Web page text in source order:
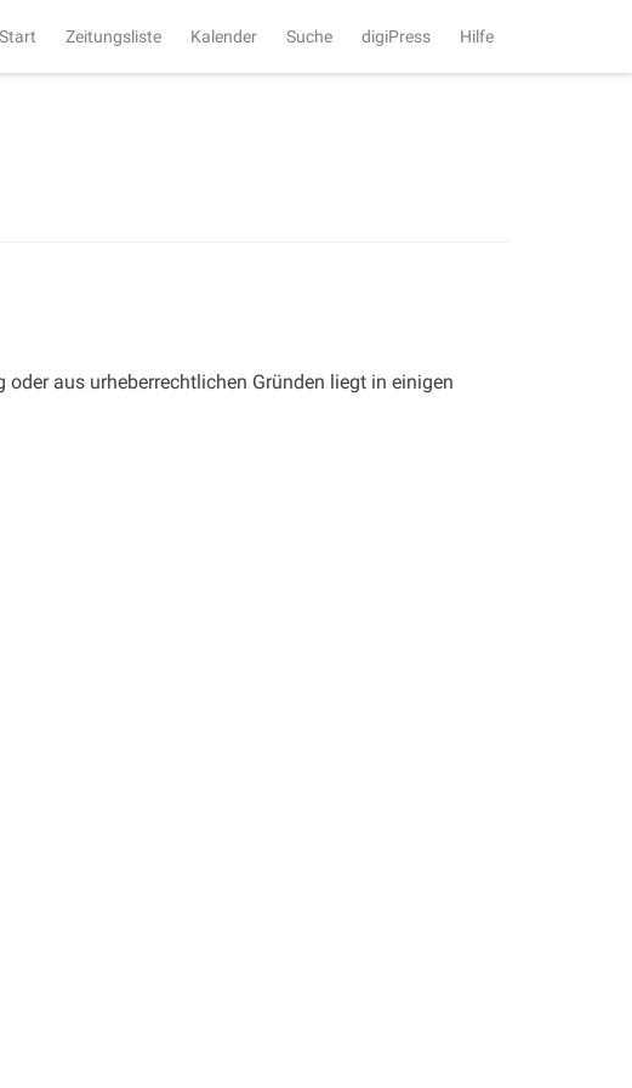
Start Zeitungsliste Kalender Suche digiPress Hilfe
aus urheberrechtlichen Gründen liegt in einigen